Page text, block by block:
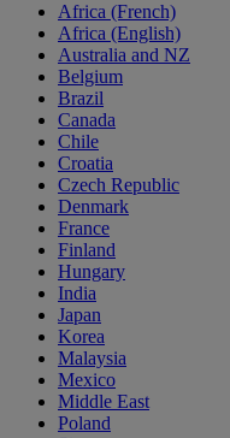
Africa (French)
Africa (English)
Australia and NZ
Belgium
Brazil
Canada
Chile
Croatia
Czech Republic
Denmark
France
Finland
Hungary
India
Japan
Korea
Malaysia
Mexico
Middle East
Poland